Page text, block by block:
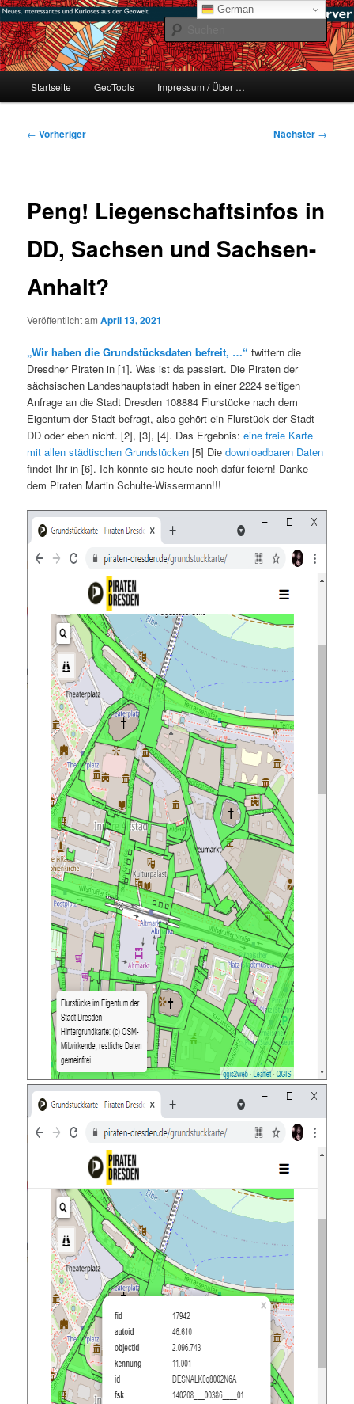
Zum
primären
Inhalt
springen#geoObserver
mikeE's GeoBlog
Startseite GeoTools Impressum / Über …
Beitragsnavigation
← Vorheriger Nächster →
Peng! Liegenschaftsinfos in
DD, Sachsen und Sachsen-
Anhalt?
Veröffentlicht amApril 13, 2021
„Wir haben die Grundstücksdaten befreit, …“ twittern die
Dresdner Piraten in [1]. Was ist da passiert. Die Piraten der
sächsischen Landeshauptstadt haben in einer 2224 seitigen
Anfrage an die Stadt Dresden 108884 Flurstücke nach dem
Eigentum der Stadt befragt, also gehört ein Flurstück der Stadt
DD oder eben nicht. [2], [3], [4]. Das Ergebnis:eine freie Karte
mit allen städtischen Grundstücken [5] Diedownloadbaren Daten
findet Ihr in [6]. Ich könnte sie heute noch dafür feiern! Danke
dem Piraten Martin Schulte-Wissermann!!!
German